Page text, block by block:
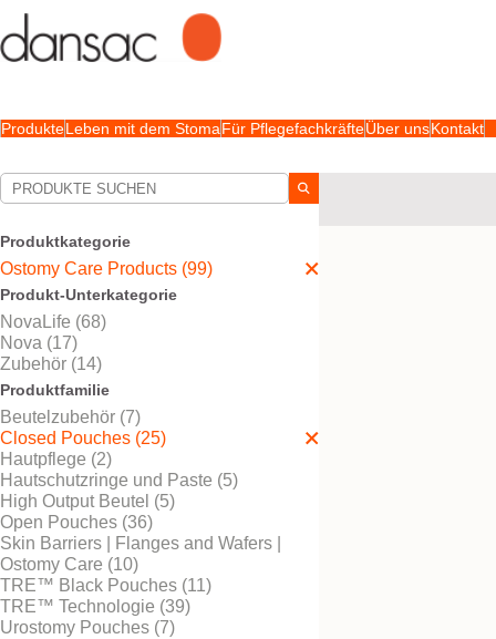
ProdukteLeben mit dem StomaFür PflegefachkräfteÜber unsKontakt
Produktkategorie
Ostomy Care Products (99)
Produkt-Unterkategorie
NovaLife (68)
Nova (17)
Zubehör (14)
Produktfamilie
Beutelzubehör (7)
Closed Pouches (25)
Hautpflege (2)
Hautschutzringe und Paste (5)
High Output Beutel (5)
Open Pouches (36)
Skin Barriers | Flanges and Wafers |
Ostomy Care (10)
TRE™ Black Pouches (11)
TRE™ Technologie (39)
Urostomy Pouches (7)